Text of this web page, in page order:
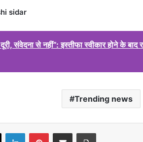
sidar
संवेदना से नहीं”: इस्तीफा स्वीकार होने के
Trending news
X LinkedInPinterestShare via Email Print